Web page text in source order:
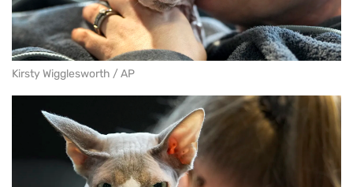
Kirsty Wigglesworth / AP